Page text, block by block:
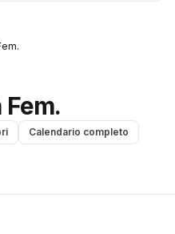
Calendario completo